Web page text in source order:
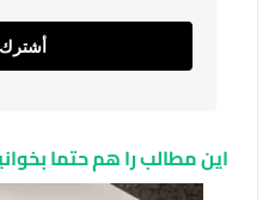
أشترك
این مطالب را هم حتما